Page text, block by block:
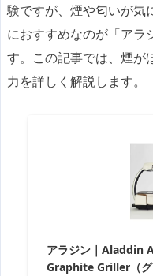
験ですが、煙や匂いが気
におすすめなのが「アラ
す。この記事では、煙が
力を詳しく解説します。
アラジン｜Aladdin
Graphite Griller（グ